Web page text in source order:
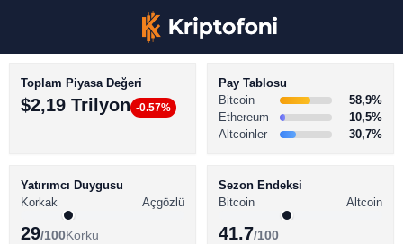
BİTCOİN HABERLERİ
ALTCOİN HABERLERİ
Toplam Piyasa Değeri
$2,19 Trilyon -0.57%
Pay Tablosu
Bitcoin
58,9%
Ethereum
10,5%
Altcoinler
30,7%
Yatırımcı Duygusu
Korkak
Açgözlü
29/100Korku
Sezon Endeksi
Bitcoin
Altcoin
41.7/100